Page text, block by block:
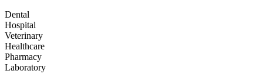
Dental
Hospital
Veterinary
Healthcare
Pharmacy
Laboratory